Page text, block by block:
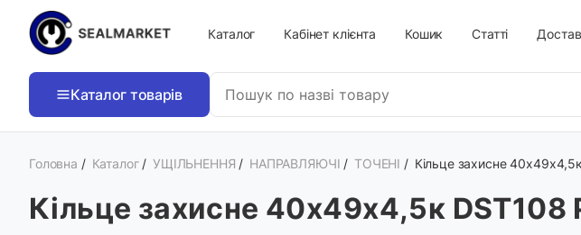
Каталог Кабінет клієнта Кошик Статті
Каталог товарів
Головна / Каталог /УЩІЛЬНЕННЯ / НАПРАВЛЯЮЧІ /ТОЧЕНІ / Кільце захисне
Кільце захисне 40х49х4,5к